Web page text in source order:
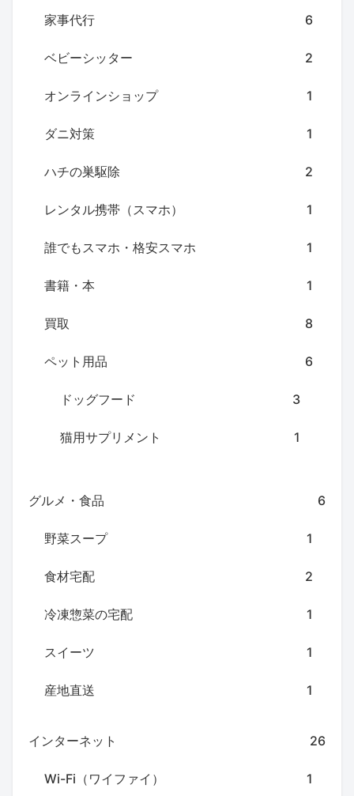
家事代行 6
ベビーシッター 2
オンラインショップ 1
ダニ対策 1
ハチの巣駆除 2
レンタル携帯（スマホ） 1
誰でもスマホ・格安スマホ 1
書籍・本 1
買取 8
ペット用品 6
ドッグフード 3
猫用サプリメント 1
グルメ・食品 6
野菜スープ 1
食材宅配 2
冷凍惣菜の宅配 1
スイーツ 1
産地直送 1
インターネット 26
Wi-Fi（ワイファイ） 1